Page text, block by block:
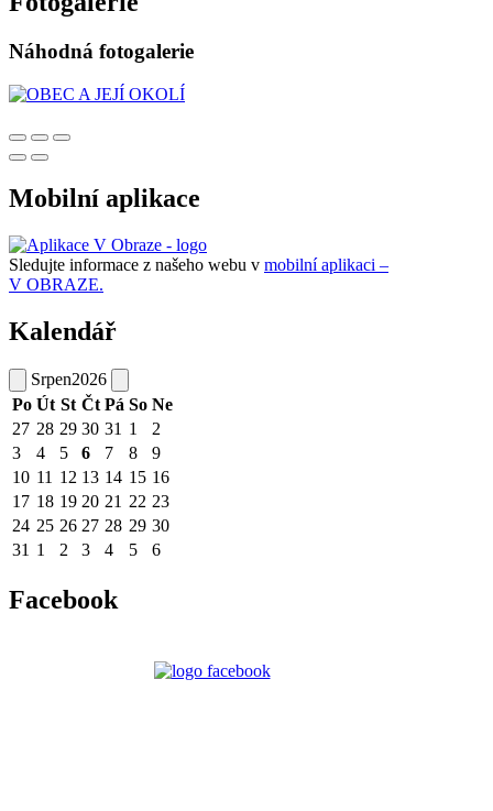
Náhodná fotogalerie
Mobilní aplikace
Sledujte informace z našeho webu v mobilní aplikaci –
V OBRAZE.
Kalendář
Srpen2026
Po Út St Čt Pá So Ne
27 28 29 30 31 1
2
3
4 5 6 7 8
9
10 11 12 13 14 15 16
17 18 19 20 21 22 23
24 25 26 27 28 29 30
31 1 2 3 4 5 6
Facebook